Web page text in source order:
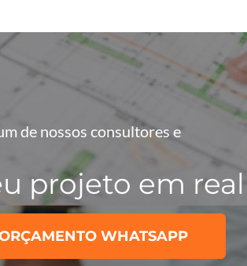
de nossos consultores e
projeto em
WHATSAPP